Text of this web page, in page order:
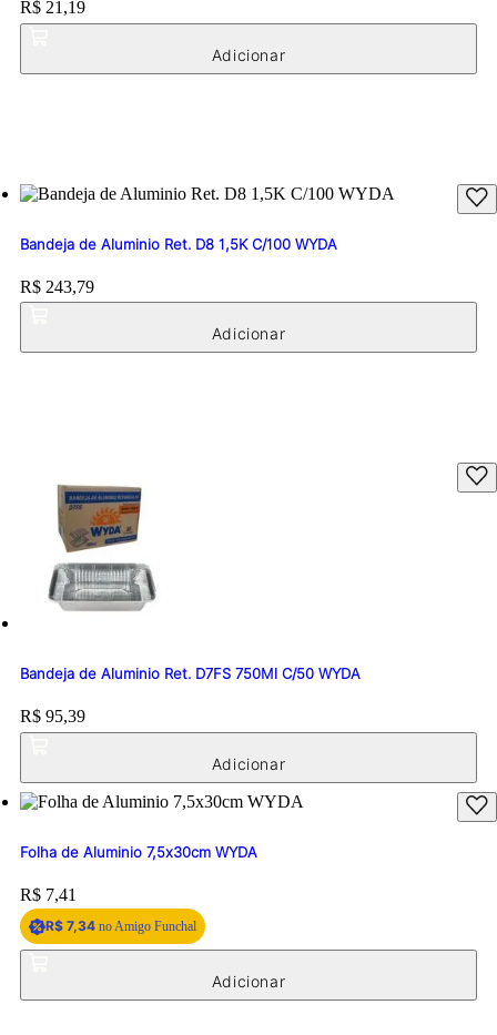
Price:
R$ 21,19
Bandeja de Aluminio Ret. D8 1,5K C/100 WYDA
Price:
R$ 243,79
Bandeja de Aluminio Ret. D7FS 750Ml C/50 WYDA
Price:
R$ 95,39
Folha de Aluminio 7,5x30cm WYDA
Price:
R$ 7,41
R$ 7,34 no Amigo Funchal